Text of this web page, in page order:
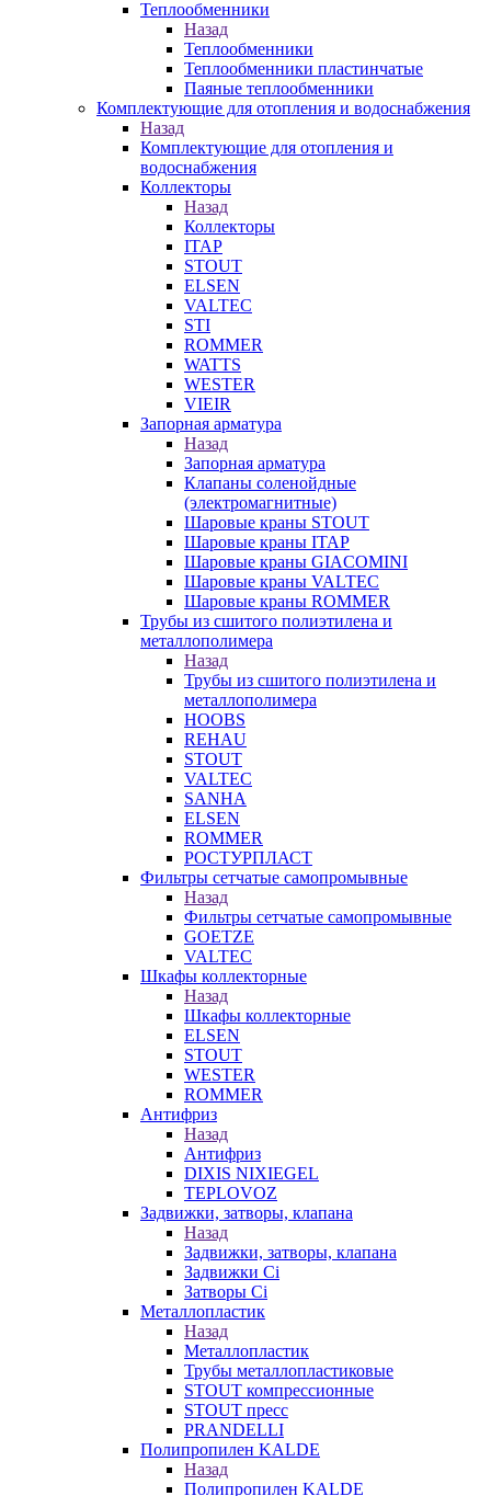
Теплообменники
Назад
Теплообменники
Теплообменники пластинчатые
Паяные теплообменники
Комплектующие для отопления и водоснабжения
Назад
Комплектующие для отопления и
водоснабжения
Коллекторы
Назад
Коллекторы
ITAP
STOUT
ELSEN
VALTEC
STI
ROMMER
WATTS
WESTER
VIEIR
Запорная арматура
Назад
Запорная арматура
Клапаны соленойдные
(электромагнитные)
Шаровые краны STOUT
Шаровые краны ITAP
Шаровые краны GIACOMINI
Шаровые краны VALTEC
Шаровые краны ROMMER
Трубы из сшитого полиэтилена и
металлополимера
Назад
Трубы из сшитого полиэтилена и
металлополимера
HOOBS
REHAU
STOUT
VALTEC
SANHA
ELSEN
ROMMER
РОСТУРПЛАСТ
Фильтры сетчатые самопромывные
Назад
Фильтры сетчатые самопромывные
GOETZE
VALTEC
Шкафы коллекторные
Назад
Шкафы коллекторные
ELSEN
STOUT
WESTER
ROMMER
Антифриз
Назад
Антифриз
DIXIS NIXIEGEL
TEPLOVOZ
Задвижки, затворы, клапана
Назад
Задвижки, затворы, клапана
Задвижки Ci
Затворы Ci
Металлопластик
Назад
Металлопластик
Трубы металлопластиковые
STOUT компрессионные
STOUT пресс
PRANDELLI
Полипропилен KALDE
Назад
Полипропилен KALDE